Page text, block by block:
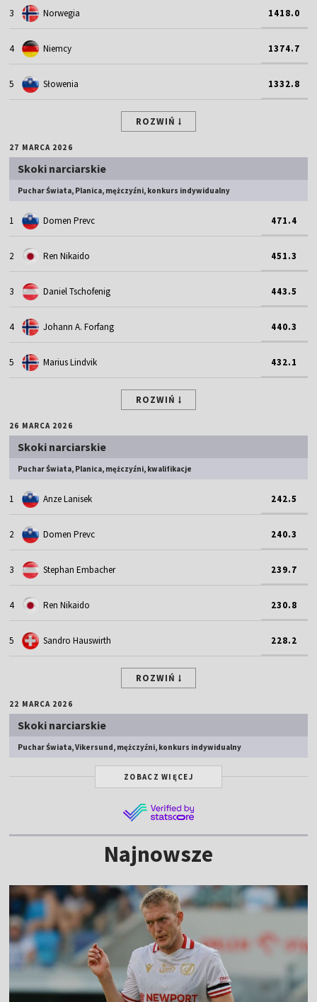
3 Norwegia 1418.0
4 Niemcy 1374.7
5 Słowenia 1332.8
ROZWIŃ
27 MARCA 2026
Skoki narciarskie
Puchar Świata, Planica, mężczyźni, konkurs indywidualny
1 Domen Prevc 471.4
2 Ren Nikaido 451.3
3 Daniel Tschofenig 443.5
4 Johann A. Forfang 440.3
5 Marius Lindvik 432.1
ROZWIŃ
26 MARCA 2026
Skoki narciarskie
Puchar Świata, Planica, mężczyźni, kwalifikacje
1 Anze Lanisek 242.5
2 Domen Prevc 240.3
3 Stephan Embacher 239.7
4 Ren Nikaido 230.8
5 Sandro Hauswirth 228.2
ROZWIŃ
22 MARCA 2026
Skoki narciarskie
Puchar Świata, Vikersund, mężczyźni, konkurs indywidualny
ZOBACZ WIĘCEJ
Najnowsze